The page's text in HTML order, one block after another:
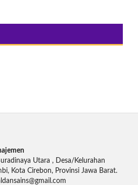
Utara , Desa/Kelurahan
Kota Cirebon, Provinsi Jawa Barat.